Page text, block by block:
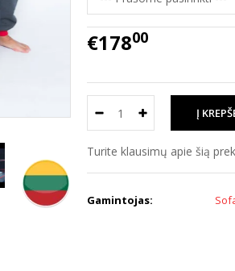
€17800
Turite klausimų apie šią
Gamintojas: